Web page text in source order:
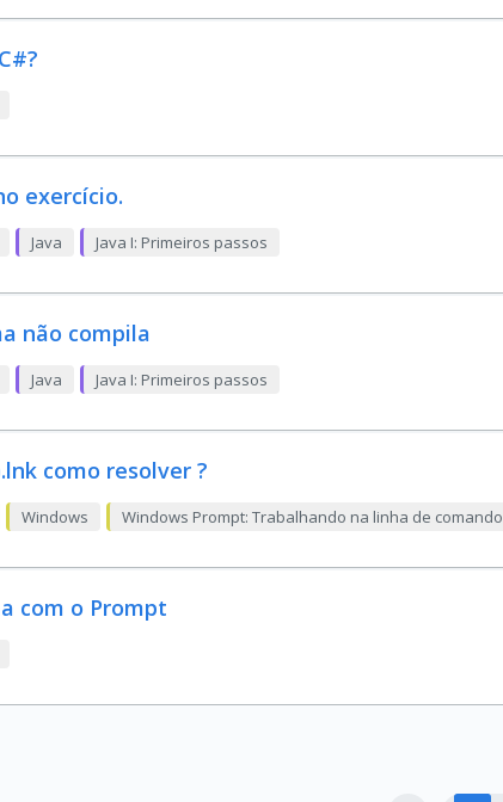
exercício.
Java Java I: Primeiros passos
não compila
Java Java I: Primeiros passos
como resolver ?
Windows Windows Prompt: Trabalhando na linha de comando
com o Prompt